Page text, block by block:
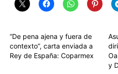
“De pena ajena y fuera de
contexto”, carta enviada a
Rey de España: Coparmex
y